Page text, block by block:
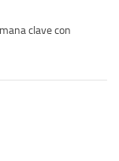
clave con